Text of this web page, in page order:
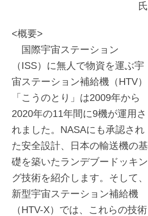
氏
<概要>
国際宇宙ステーション
（ISS）に無人で物資を運ぶ宇
宙ステーション補給機（HTV）
「こうのとり」は2009年から
2020年の11年間に9機が運用さ
れました。NASAにも承認され
た安全設計、日本の輸送機の基
礎を築いたランデブードッキン
グ技術を紹介します。そして、
新型宇宙ステーション補給機
（HTV-X）では、これらの技術